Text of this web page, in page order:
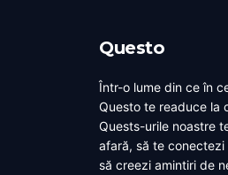
Questo
Într-o lume din ce în
Questo te readuce la
Quests-urile noastre
afară, să te conectezi
să creezi amintiri de